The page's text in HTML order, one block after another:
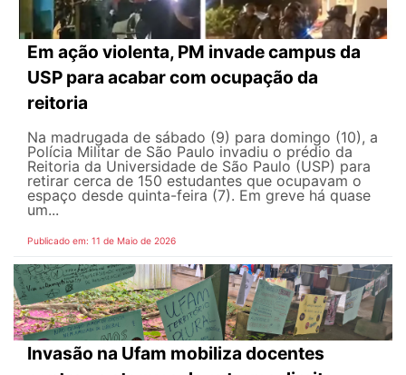
Em ação violenta, PM invade campus da
USP para acabar com ocupação da
reitoria
Na madrugada de sábado (9) para domingo (10), a
Polícia Militar de São Paulo invadiu o prédio da
Reitoria da Universidade de São Paulo (USP) para
retirar cerca de 150 estudantes que ocupavam o
espaço desde quinta-feira (7). Em greve há quase
um...
Publicado em: 11 de Maio de 2026
Invasão na Ufam mobiliza docentes